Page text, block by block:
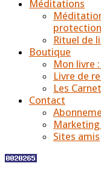
Méditations
Rituel de
Boutique
Mon livre
Livre de
Les
Contact
Sites amis